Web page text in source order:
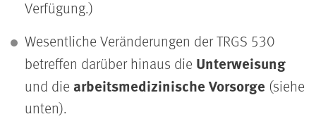
Verfügung.)
Wesentliche Veränderungen der TRGS 530
betreffen darüber hinaus die Unterweisung
und die arbeitsmedizinische Vorsorge (siehe
unten).